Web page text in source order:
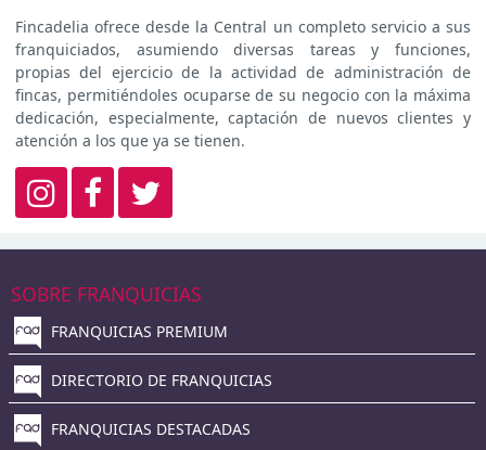
Fincadelia ofrece desde la Central un completo servicio a sus
franquiciados, asumiendo diversas tareas y funciones,
propias del ejercicio de la actividad de administración de
fincas, permitiéndoles ocuparse de su negocio con la máxima
dedicación, especialmente, captación de nuevos clientes y
atención a los que ya se tienen.
SOBRE FRANQUICIAS
FRANQUICIAS PREMIUM
DIRECTORIO DE FRANQUICIAS
FRANQUICIAS DESTACADAS